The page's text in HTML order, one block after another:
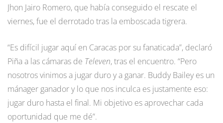
Jhon Jairo Romero, que había conseguido el rescate el
viernes, fue el derrotado tras la emboscada tigrera.
“Es difícil jugar aquí en Caracas por su fanaticada”, declaró
Piña a las cámaras de Televen, tras el encuentro. “Pero
nosotros vinimos a jugar duro y a ganar. Buddy Bailey es un
mánager ganador y lo que nos inculca es justamente eso:
jugar duro hasta el final. Mi objetivo es aprovechar cada
oportunidad que me dé”.